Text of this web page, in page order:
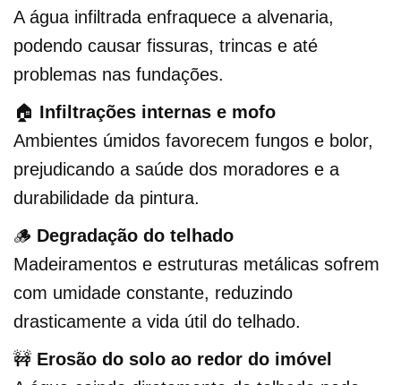
A água infiltrada enfraquece a alvenaria,
podendo causar fissuras, trincas e até
problemas nas fundações.
🏠 Infiltrações internas e mofo
Ambientes úmidos favorecem fungos e bolor,
prejudicando a saúde dos moradores e a
durabilidade da pintura.
🪵 Degradação do telhado
Madeiramentos e estruturas metálicas sofrem
com umidade constante, reduzindo
drasticamente a vida útil do telhado.
🚧 Erosão do solo ao redor do imóvel